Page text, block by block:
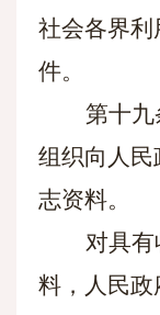
社会各界
件。
第十九
组织向人
志资料。
对具
料，人民